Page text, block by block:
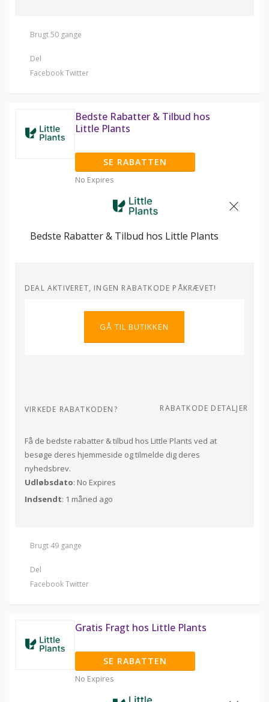
Brugt 50 gange
Del
FacebookTwitter
Bedste Rabatter & Tilbud hos
Little Plants
SE RABATTEN
No Expires
Bedste Rabatter & Tilbud hos Little Plants
DEAL AKTIVERET, INGEN RABATKODE PÅKRÆVET!
GÅ TIL BUTIKKEN
VIRKEDE RABATKODEN? RABATKODE DETALJER
Få de bedste rabatter & tilbud hos Little Plants ved at
besøge deres hjemmeside og tilmelde dig deres
nyhedsbrev.
Udløbsdato: No Expires
Indsendt: 1 måned ago
Brugt 49 gange
Del
FacebookTwitter
Gratis Fragt hos Little Plants
SE RABATTEN
No Expires